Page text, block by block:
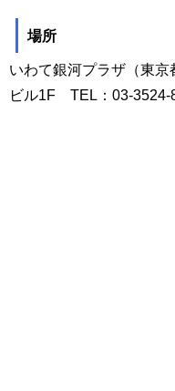
場所
いわて銀河プラザ（東
ビル1F TEL：03-3524-